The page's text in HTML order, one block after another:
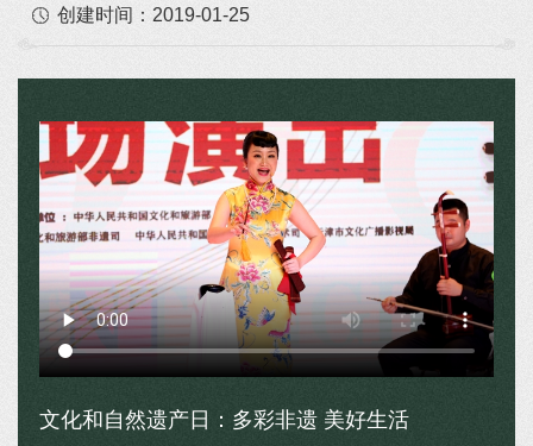
创建时间： 2019-01-25
文化和自然遗产日：多彩非遗 美好生活